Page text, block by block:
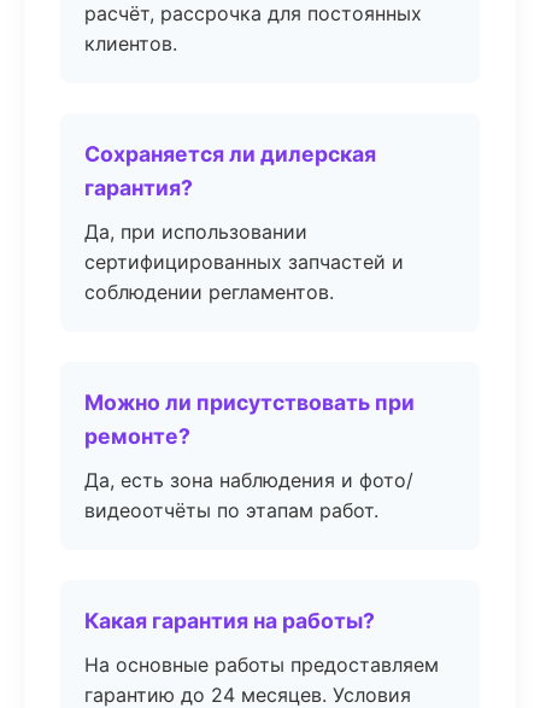
расчёт, рассрочка для постоянных
клиентов.
Сохраняется ли дилерская
гарантия?
Да, при использовании
сертифицированных запчастей и
соблюдении регламентов.
Можно ли присутствовать при
ремонте?
Да, есть зона наблюдения и фото/
видеоотчёты по этапам работ.
Какая гарантия на работы?
На основные работы предоставляем
гарантию до 24 месяцев. Условия